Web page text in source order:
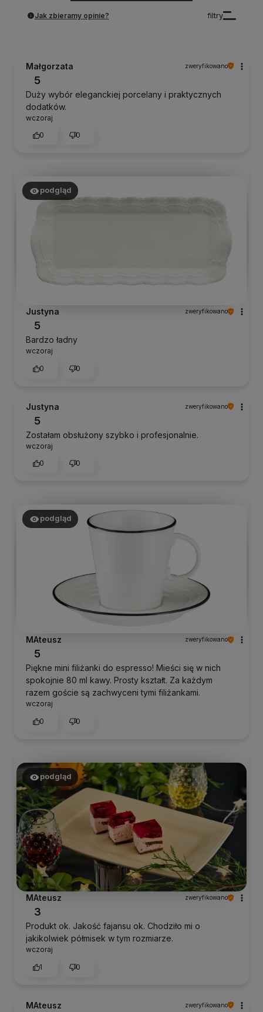
filtry
Jak zbieramy opinie?
Małgorzata zweryfikowano
5
Duży wybór eleganckiej porcelany i praktycznych
dodatków.
wczoraj
0
0
podgląd
Justyna zweryfikowano
5
Bardzo ładny
wczoraj
0
0
Justyna zweryfikowano
5
Zostałam obsłużony szybko i profesjonalnie.
wczoraj
0
0
podgląd
MAteusz zweryfikowano
5
Piękne mini filiżanki do espresso! Mieści się w nich
spokojnie 80 ml kawy. Prosty kształt. Za każdym
razem goście są zachwyceni tymi filiżankami.
wczoraj
0
0
podgląd
MAteusz zweryfikowano
3
Produkt ok. Jakość fajansu ok. Chodziło mi o
jakikolwiek półmisek w tym rozmiarze.
wczoraj
1
0
MAteusz zweryfikowano